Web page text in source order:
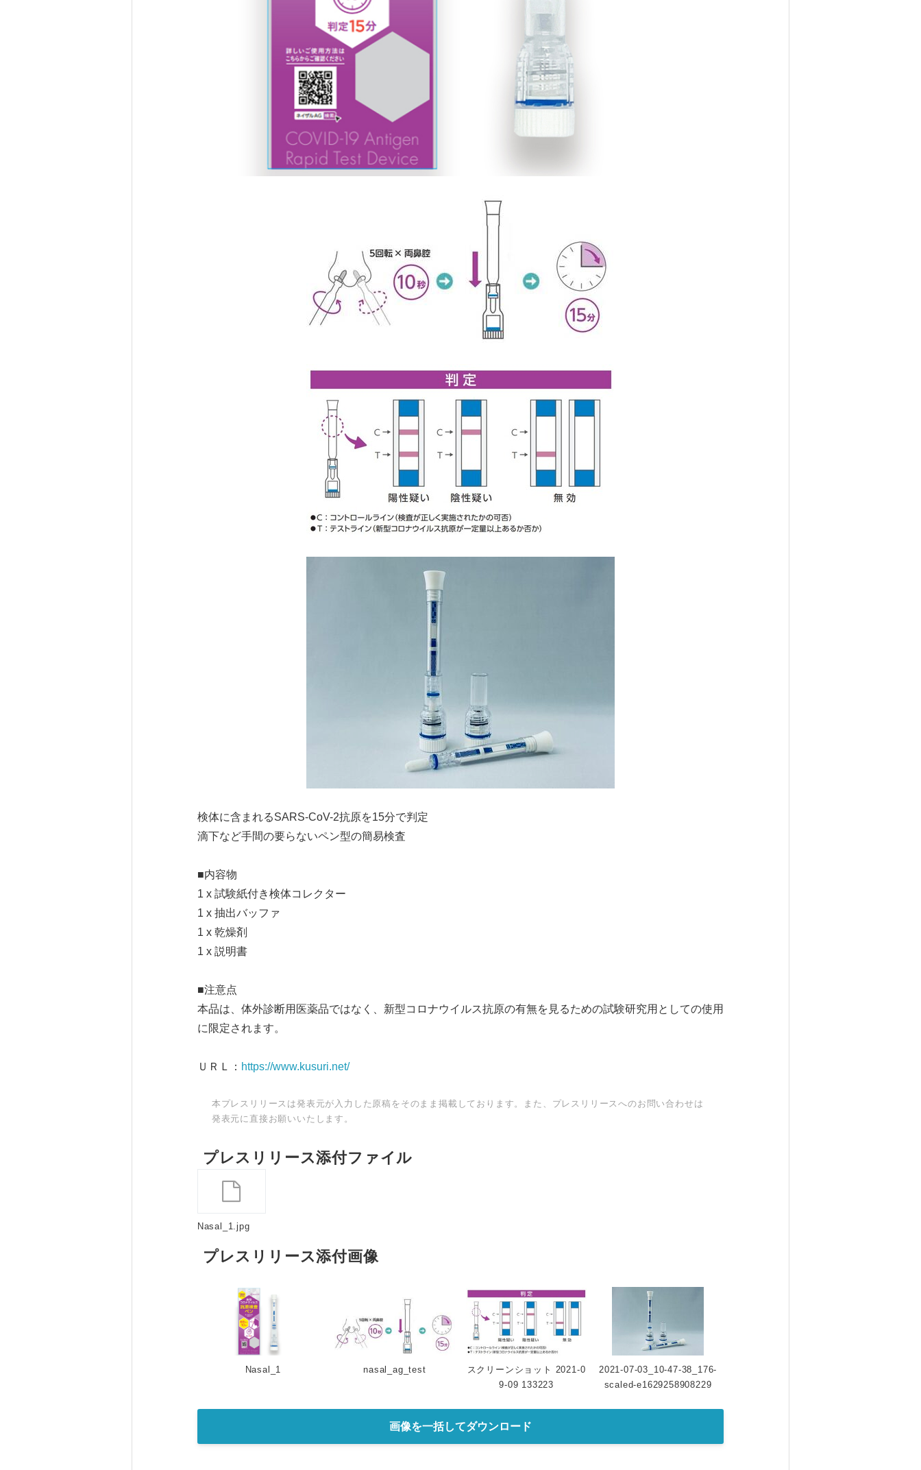
検体に含まれるSARS-CoV-2抗原を15分で判定
滴下など手間の要らないペン型の簡易検査
■内容物
1 x 試験紙付き検体コレクター
1 x 抽出バッファ
1 x 乾燥剤
1 x 説明書
■注意点
本品は、体外診断用医薬品ではなく、新型コロナウイルス抗原の有無を見るための試験研究用としての使用
に限定されます。
ＵＲＬ： https://www.kusuri.net/
本プレスリリースは発表元が入力した原稿をそのまま掲載しております。また、プレスリリースへのお問い合わせは
発表元に直接お願いいたします。
プレスリリース添付ファイル
Nasal_1.jpg
プレスリリース添付画像
Nasal_1 nasal_ag_test
スクリーンショット 2021-0
9-09 133223
2021-07-03_10-47-38_176-
scaled-e1629258908229
画像を一括してダウンロード
Japanese